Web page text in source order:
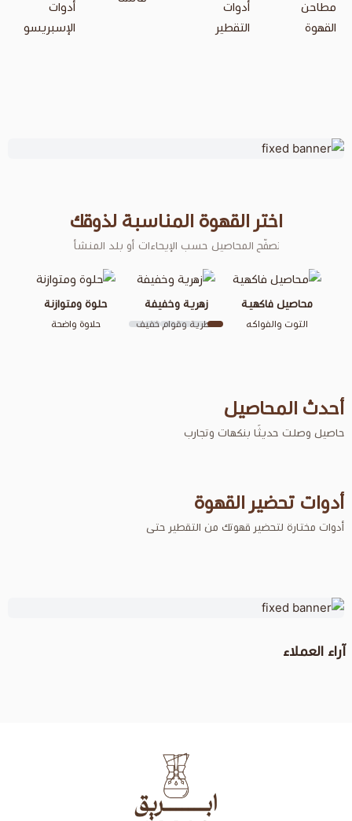
أدوات
التقطير
القهوة المناسبة لذوقك
حسب الإيحاءات أو بلد المنشأ
زهرية وخفيفة
عطرية وقوام خفيف
حلوة ومتوازنة
حلاوة واضحة
كلاسيكية
وشوكولاتية
شوكولاتة ومكسرات
وتجارب
القهوة
قهوتك من التقطير حتى